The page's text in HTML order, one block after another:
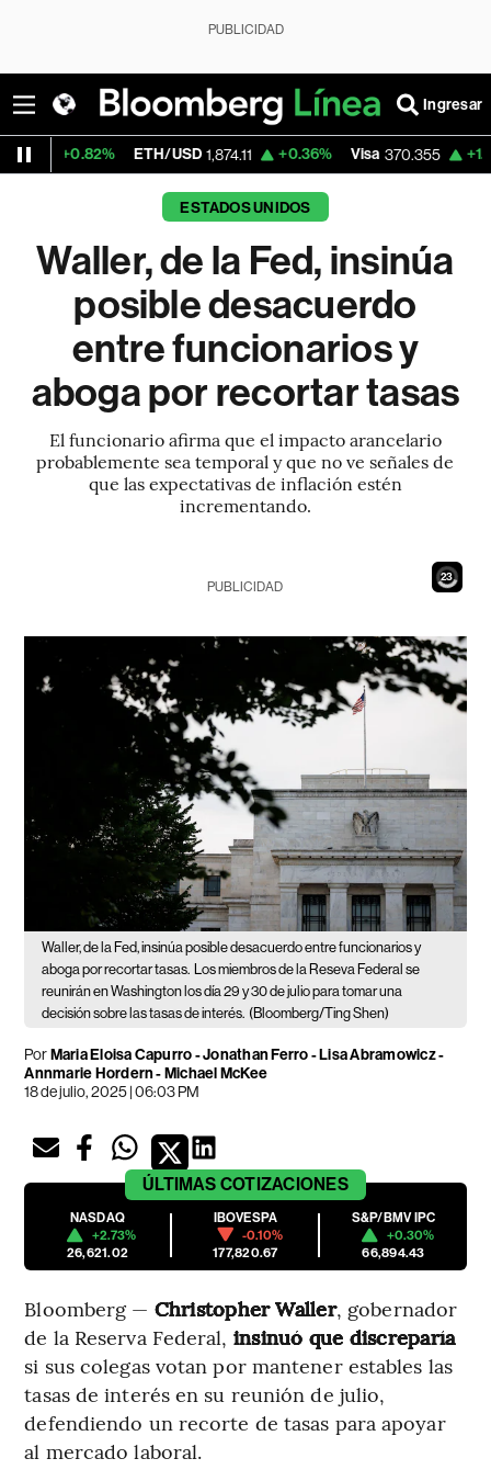
PUBLICIDAD
Ingresar
ETH/USD 1,874.11 +0.36% Visa 370.355 +1.28%
ESTADOS UNIDOS
Waller, de la Fed, insinúa
posible desacuerdo
entre funcionarios y
aboga por recortar tasas
El funcionario afirma que el impacto arancelario
probablemente sea temporal y que no ve señales de
que las expectativas de inflación estén
incrementando.
21
PUBLICIDAD
Waller, de la Fed, insinúa posible desacuerdo entre funcionarios y
aboga por recortar tasas.
Los miembros de la Reseva Federal se
reunirán en Washington los día 29 y 30 de julio para tomar una
decisión sobre las tasas de interés. (Bloomberg/Ting Shen)
PorMaria Eloisa Capurro - Jonathan Ferro - Lisa Abramowicz -
Annmarie Hordern - Michael McKee
18 de julio, 2025 | 06:03 PM
ÚLTIMAS COTIZACIONES
NASDAQ
+2.73%
26,621.02
IBOVESPA
-0.10%
177,820.67
S&P/BMV IPC
+0.30%
66,894.43
Bloomberg — Christopher Waller, gobernador
de la Reserva Federal, insinuó que discreparía
si sus colegas votan por mantener estables las
tasas de interés en su reunión de julio,
defendiendo un recorte de tasas para apoyar
al mercado laboral.